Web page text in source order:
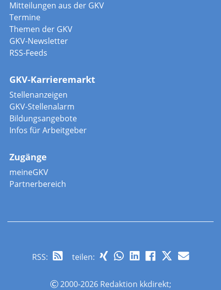
Mitteilungen aus der GKV
Termine
Themen der GKV
GKV-Newsletter
RSS-Feeds
GKV-Karrieremarkt
Stellenanzeigen
GKV-Stellenalarm
Bildungsangebote
Infos für Arbeitgeber
Zugänge
meineGKV
Partnerbereich
RSS: teilen:
2000-2026 Redaktion kkdirekt;